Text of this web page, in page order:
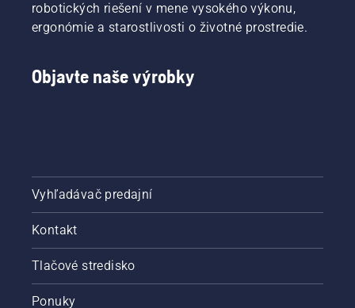
robotických riešení v mene vysokého výkonu,
ergonómie a starostlivosti o životné prostredie.
Objavte naše výrobky
Vyhľadávač predajní
Kontakt
Tlačové stredisko
Ponuky